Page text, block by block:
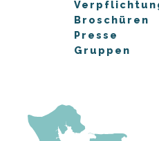
Broschüren
Presse
Gruppen